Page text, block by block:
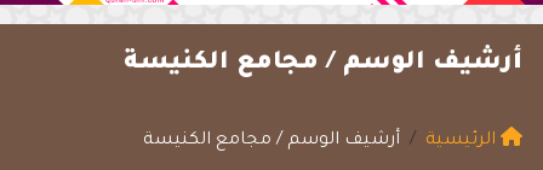
أرشيف الوسم / مجامع الكنيسة
الرئيسية أرشيف الوسم / مجامع الكنيسة